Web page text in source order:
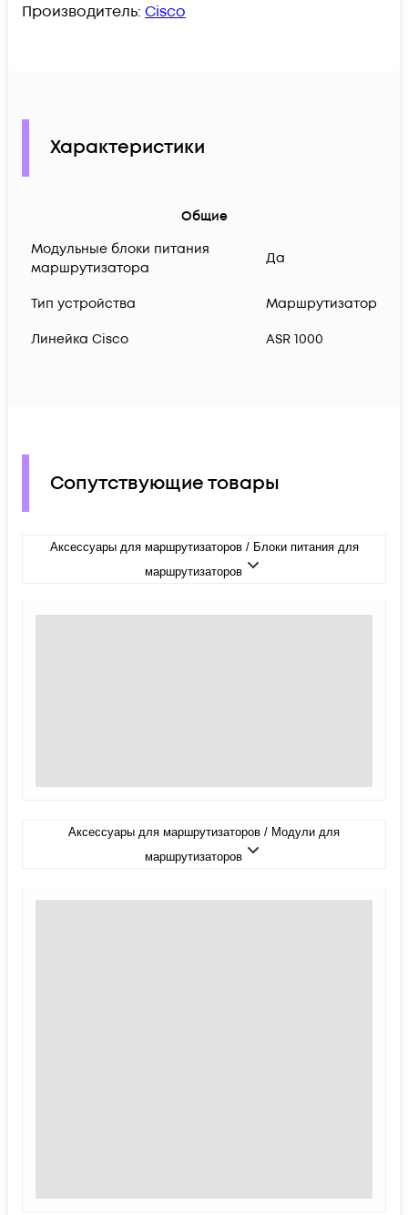
Производитель: Cisco
Характеристики
Общие
Модульные блоки питания
маршрутизатора
Да
Тип устройства Маршрутизатор
Линейка Cisco ASR 1000
Сопутствующие товары
Аксессуары для маршрутизаторов / Блоки питания для
маршрутизаторов
Аксессуары для маршрутизаторов / Модули для
маршрутизаторов